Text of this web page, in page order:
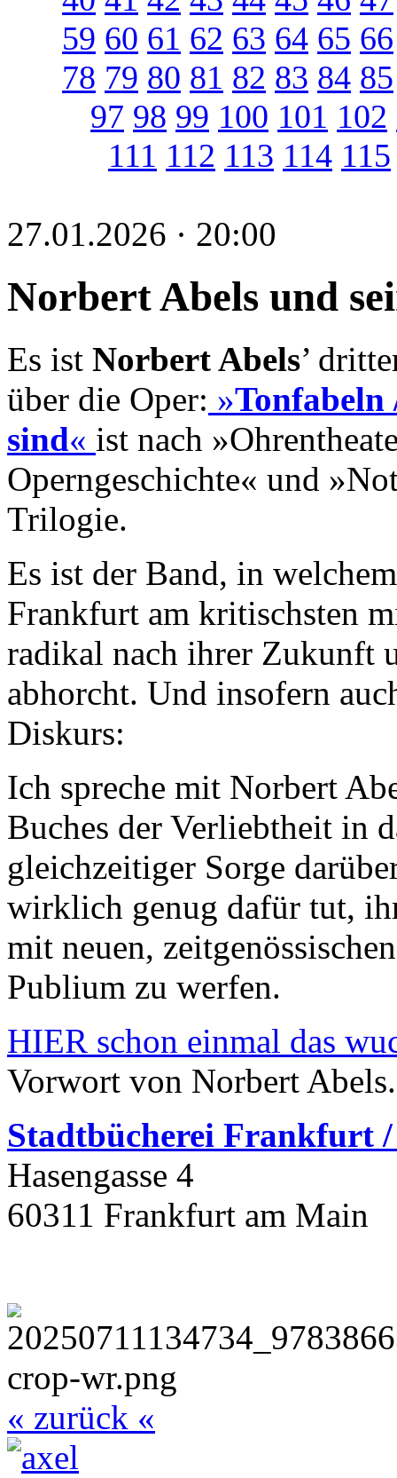
59 60 61 62 63 64 65 66
78 79 80 81 82 83 84 85
97 98 99 100 101 102
111 112 113 114 115
27.01.2026 · 20:00
Norbert Abels und
Es ist Norbert Abels’
über die Oper: »Tonfabeln
sind« ist nach
Operngeschichte« und
Trilogie.
Es ist der Band, in
Frankfurt am kritischsten
radikal nach ihrer Zukunft
abhorcht. Und insofern
Diskurs:
Ich spreche mit Norbert
Buches der Verliebtheit in
gleichzeitiger Sorge
wirklich genug dafür tut,
mit neuen,
Publium zu werfen.
HIER schon einmal das
Vorwort von Norbert Abels.
Stadtbücherei Frankfurt
Hasengasse 4
60311 Frankfurt am Main
« zurück «